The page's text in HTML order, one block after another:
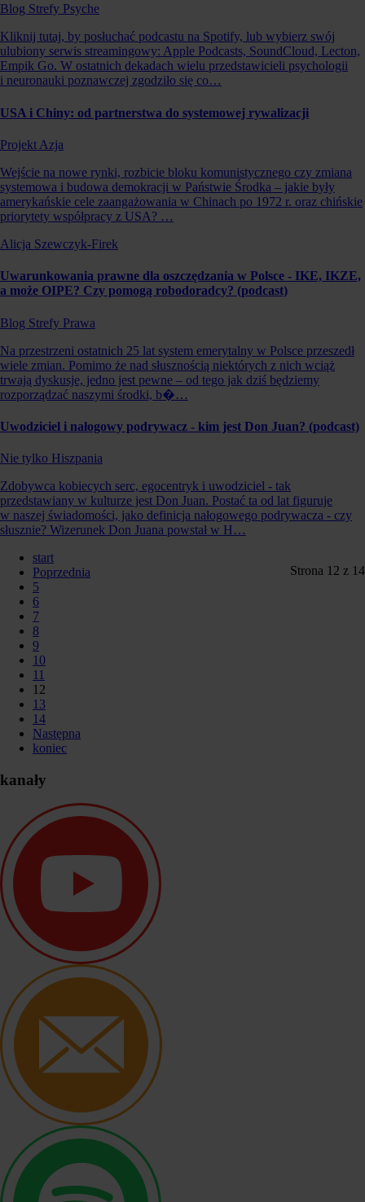
Blog Strefy Psyche
Kliknij tutaj, by posłuchać podcastu na Spotify, lub wybierz swój
ulubiony serwis streamingowy: Apple Podcasts, SoundCloud, Lecton,
Empik Go. W ostatnich dekadach wielu przedstawicieli psychologii
i neuronauki poznawczej zgodziło się co…
USA i Chiny: od partnerstwa do systemowej rywalizacji
Projekt Azja
Wejście na nowe rynki, rozbicie bloku komunistycznego czy zmiana
systemowa i budowa demokracji w Państwie Środka – jakie były
amerykańskie cele zaangażowania w Chinach po 1972 r. oraz chińskie
priorytety współpracy z USA? …
Alicja Szewczyk-Firek
Uwarunkowania prawne dla oszczędzania w Polsce - IKE, IKZE,
a może OIPE? Czy pomogą robodoradcy? (podcast)
Blog Strefy Prawa
Na przestrzeni ostatnich 25 lat system emerytalny w Polsce przeszedł
wiele zmian. Pomimo że nad słusznością niektórych z nich wciąż
trwają dyskusje, jedno jest pewne – od tego jak dziś będziemy
rozporządzać naszymi środki, b�…
Uwodziciel i nałogowy podrywacz - kim jest Don Juan? (podcast)
Nie tylko Hiszpania
Zdobywca kobiecych serc, egocentryk i uwodziciel - tak
przedstawiany w kulturze jest Don Juan. Postać ta od lat figuruje
w naszej świadomości, jako definicja nałogowego podrywacza - czy
słusznie? Wizerunek Don Juana powstał w H…
Strona 12 z 14
start
Poprzednia
5
6
7
8
9
10
11
12
13
14
Następna
koniec
kanały